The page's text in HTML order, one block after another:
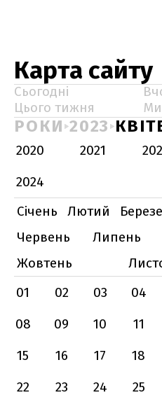
Карта сайту
Сьогодні
Цього тижня
РОКИ 2023
2020 2021
2024
Січень
Лютий
Червень
Липень
Жовтень
01
02 03 04
08
09 10 11
15
16 17 18
22
23 24 25